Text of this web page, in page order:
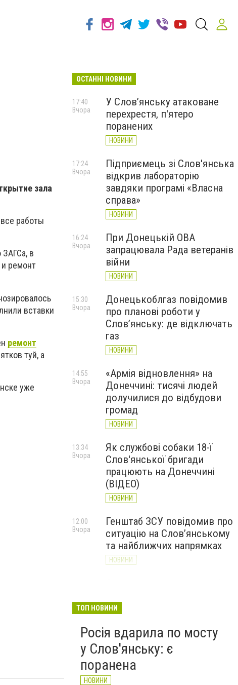
зала
работы
в
и ремонт
вставки
ремонт
туй, а
уже
ОСТАННІ НОВИНИ
У Слов’янську атаковане
перехрестя, п'ятеро
поранених
НОВИНИ
17:40
Вчора
Підприємець зі Слов'янська
відкрив лабораторію
завдяки програмі «Власна
справа»
НОВИНИ
17:24
Вчора
При Донецькій ОВА
запрацювала Рада ветеранів
війни
НОВИНИ
16:24
Вчора
Донецькоблгаз повідомив
про планові роботи у
Слов’янську: де відключать
газ
НОВИНИ
15:30
Вчора
«Армія відновлення» на
Донеччині: тисячі людей
долучилися до відбудови
громад
НОВИНИ
14:55
Вчора
Як службові собаки 18-ї
Слов'янської бригади
працюють на Донеччині
(ВІДЕО)
НОВИНИ
13:34
Вчора
Генштаб ЗСУ повідомив про
ситуацію на Слов’янському
та найближчих напрямках
НОВИНИ
12:00
Вчора
великої війни: 7 серпня
ТОП НОВИНИ
Росія вдарила по мосту
у Слов'янську: є
поранена
НОВИНИ